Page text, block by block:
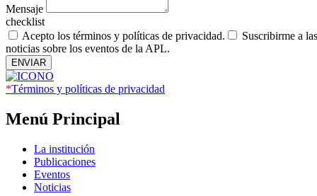
Mensaje
checklist
Acepto los términos y políticas de privacidad.
Suscribirme a las
noticias sobre los eventos de la APL.
ENVIAR
*Términos y políticas de privacidad
Menú Principal
La institución
Publicaciones
Eventos
Noticias